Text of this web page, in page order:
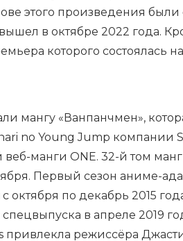
этого произведения были
в октябре 2022 года.
которого состоялась
мангу «Ванпанчмен»,
no Young Jump компании
манги ONE. 32-й том
Первый сезон аниме-
октября по декабрь 2015
в апреле 2019
привлекла режиссёра